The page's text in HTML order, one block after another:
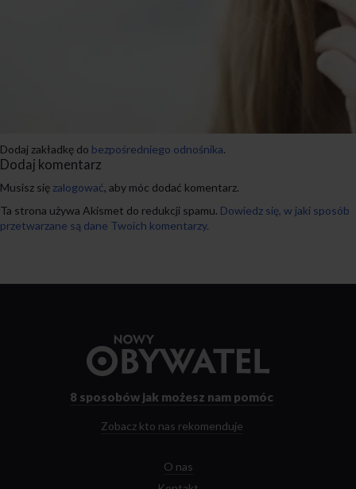
Dodaj zakładkę do bezpośredniego odnośnika.
Dodaj komentarz
Musisz się zalogować, aby móc dodać komentarz.
Ta strona używa Akismet do redukcji spamu. Dowiedz się, w jaki sposób
przetwarzane są dane Twoich komentarzy.
strony
8 sposobów jak możesz nam pomóc
Zobacz kto nas rekomenduje
O nas